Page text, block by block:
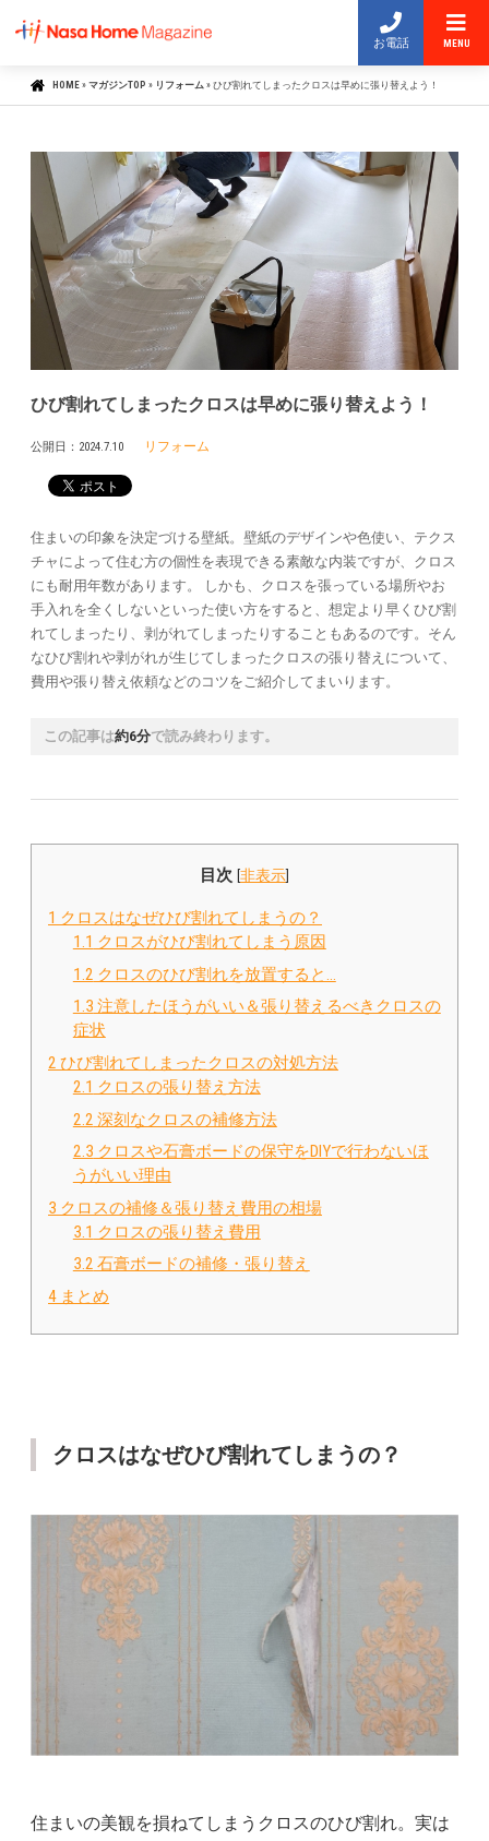
MENU
お電話
HOME » マガジンTOP » リフォーム » ひび割れてしまったクロスは早めに張り替えよう！
ひび割れてしまったクロスは早めに張り替えよう！
公開日： 2024.7.10 リフォーム
住まいの印象を決定づける壁紙。壁紙のデザインや色使い、テクス
チャによって住む方の個性を表現できる素敵な内装ですが、クロス
にも耐用年数があります。 しかも、クロスを張っている場所やお
手入れを全くしないといった使い方をすると、想定より早くひび割
れてしまったり、剥がれてしまったりすることもあるのです。そん
なひび割れや剥がれが生じてしまったクロスの張り替えについて、
費用や張り替え依頼などのコツをご紹介してまいります。
この記事は約6分で読み終わります。
目次 [非表示]
1 クロスはなぜひび割れてしまうの？
1.1 クロスがひび割れてしまう原因
1.2 クロスのひび割れを放置すると…
1.3 注意したほうがいい＆張り替えるべきクロスの
症状
2 ひび割れてしまったクロスの対処方法
2.1 クロスの張り替え方法
2.2 深刻なクロスの補修方法
2.3 クロスや石膏ボードの保守をDIYで行わないほ
うがいい理由
3 クロスの補修＆張り替え費用の相場
3.1 クロスの張り替え費用
3.2 石膏ボードの補修・張り替え
4 まとめ
クロスはなぜひび割れてしまうの？
住まいの美観を損ねてしまうクロスのひび割れ。実は